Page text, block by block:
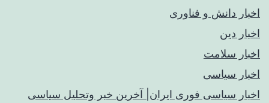
اخبار دانش و فناوری
اخبار دین
اخبار سلامت
اخبار سیاسی
اخبار سیاسی فوری ایران| آخرین خبر وتحلیل سیاسی